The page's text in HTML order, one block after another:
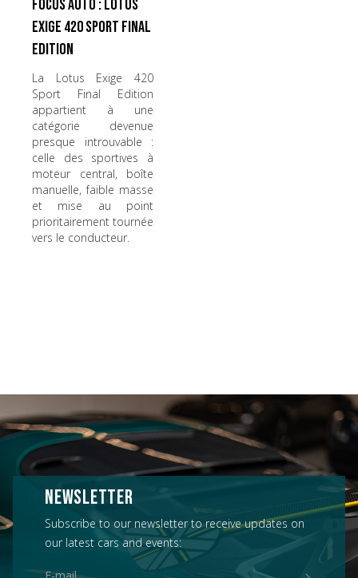
Focus Auto : Lotus
Exige 420 Sport Final
Edition
La Lotus Exige 420
Sport Final Edition
appartient à une
catégorie devenue
presque introuvable :
celle des sportives à
moteur central, boîte
manuelle, faible masse
et mise au point
prioritairement tournée
vers le conducteur.
NEWSLETTER
Subscribe to our newsletter to receive updates on
our latest cars and events: